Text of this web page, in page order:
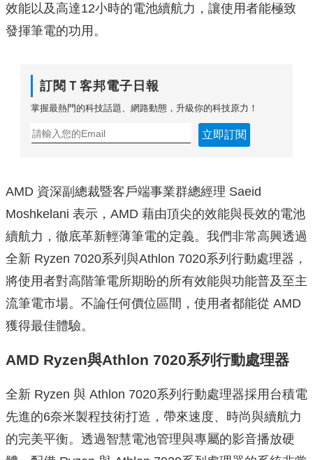
效能以及高達12小時的電池續航力，讓使用者能極致
發揮筆電的功用。
訂閱Ｔ客邦電子日報
掌握最熱門的科技話題、網路動態，升級你的科技原力！
立即訂閱
AMD 資深副總裁暨客戶端事業群總經理 Saeid
Moshkelani 表示，AMD 藉由頂尖的效能與長效的電池
續航力，徹底革新輕薄筆電的定義。我們非常高興透過
全新 Ryzen 7020系列與Athlon 7020系列行動處理器，
將使用者對高階筆電所期盼的所有效能與功能普及至主
流筆電市場。 不論任何價位區間，使用者都能從 AMD
獲得最佳體驗。
AMD Ryzen與Athlon 7020系列行動處理器
全新 Ryzen 與 Athlon 7020系列行動處理器採用台積電
先進的6奈米製程技術打造， 帶來速度、時尚與續航力
的完美平衡。 透過智慧電池管理與專屬的影音播放硬